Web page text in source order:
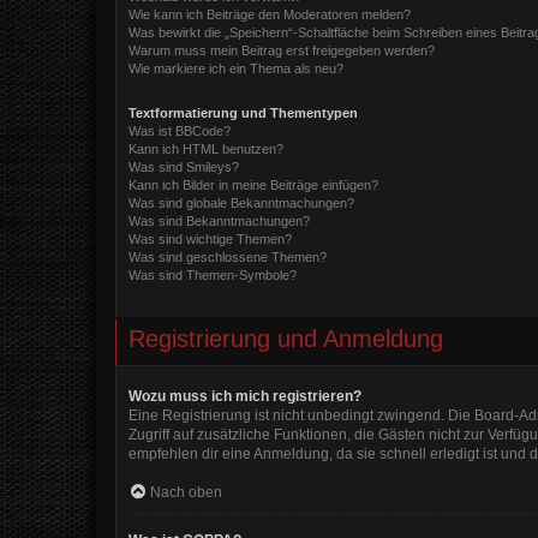
Wie kann ich Beiträge den Moderatoren melden?
Was bewirkt die „Speichern“-Schaltfläche beim Schreiben eines
Warum muss mein Beitrag erst freigegeben werden?
Wie markiere ich ein Thema als neu?
Textformatierung und Thementypen
Was ist BBCode?
Kann ich HTML benutzen?
Was sind Smileys?
Kann ich Bilder in meine Beiträge einfügen?
Was sind globale Bekanntmachungen?
Was sind Bekanntmachungen?
Was sind wichtige Themen?
Was sind geschlossene Themen?
Was sind Themen-Symbole?
Registrierung und Anmeldung
Wozu muss ich mich registrieren?
Eine Registrierung ist nicht unbedingt zwingend. Die Board-
Zugriff auf zusätzliche Funktionen, die Gästen nicht zur
empfehlen dir eine Anmeldung, da sie schnell erledigt ist und
Nach oben